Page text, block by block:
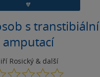
s transtibiální
amputací
Rosický & další
0.0